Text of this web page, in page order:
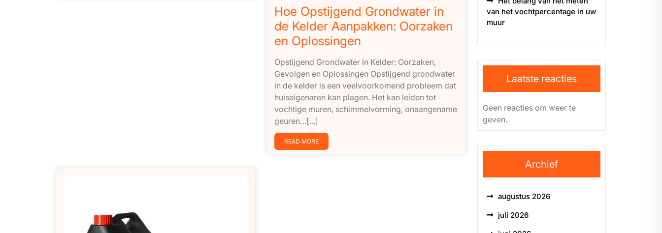
Hoe Opstijgend Grondwater in
de Kelder Aanpakken: Oorzaken
en Oplossingen
Opstijgend Grondwater in Kelder: Oorzaken,
Gevolgen en Oplossingen Opstijgend grondwater
in de kelder is een veelvoorkomend probleem dat
huiseigenaren kan plagen. Het kan leiden tot
vochtige muren, schimmelvorming, onaangename
geuren…[...]
READ MORE
van het vochtpercentage in uw
muur
Laatste reacties
Geen reacties om weer te
geven.
Archief
augustus 2026
juli 2026